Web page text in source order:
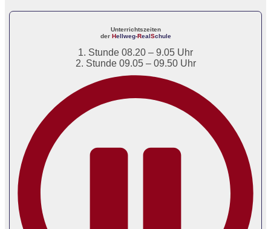
Unterrichtszeiten
der Hellweg-RealSchule
1. Stunde 08.20 – 9.05 Uhr
2. Stunde 09.05 – 09.50 Uhr